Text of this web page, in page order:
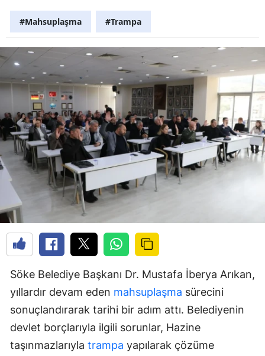
#Mahsuplaşma #Trampa
Söke Belediye Başkanı Dr. Mustafa İberya Arıkan,
yıllardır devam eden mahsuplaşma sürecini
sonuçlandırarak tarihi bir adım attı. Belediyenin
devlet borçlarıyla ilgili sorunlar, Hazine
taşınmazlarıyla trampa yapılarak çözüme